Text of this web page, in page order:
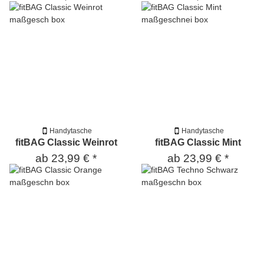
Handytasche
fitBAG Classic Weinrot
ab 23,99 € *
Handytasche
fitBAG Classic Mint
ab 23,99 € *